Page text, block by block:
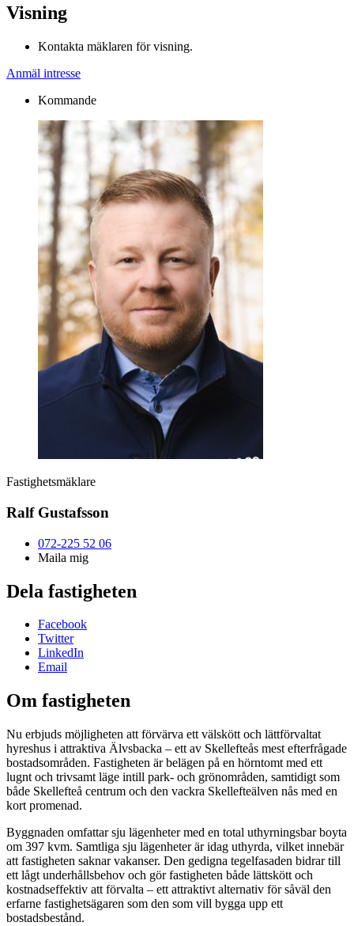
Visning
Kontakta mäklaren för visning.
Anmäl intresse
Kommande
Fastighetsmäklare
Ralf Gustafsson
072-225 52 06
Maila mig
Dela fastigheten
Facebook
Twitter
LinkedIn
Email
Om fastigheten
Nu erbjuds möjligheten att förvärva ett välskött och lättförvaltat
hyreshus i attraktiva Älvsbacka – ett av Skellefteås mest efterfrågade
bostadsområden. Fastigheten är belägen på en hörntomt med ett
lugnt och trivsamt läge intill park- och grönområden, samtidigt som
både Skellefteå centrum och den vackra Skellefteälven nås med en
kort promenad.
Byggnaden omfattar sju lägenheter med en total uthyrningsbar boyta
om 397 kvm. Samtliga sju lägenheter är idag uthyrda, vilket innebär
att fastigheten saknar vakanser. Den gedigna tegelfasaden bidrar till
ett lågt underhållsbehov och gör fastigheten både lättskött och
kostnadseffektiv att förvalta – ett attraktivt alternativ för såväl den
erfarne fastighetsägaren som den som vill bygga upp ett
bostadsbestånd.